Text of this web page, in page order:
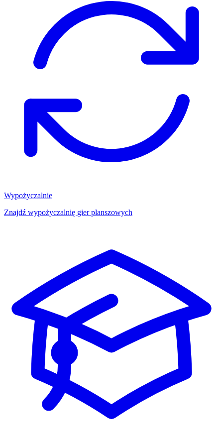
Wypożyczalnie
Znajdź wypożyczalnię gier planszowych